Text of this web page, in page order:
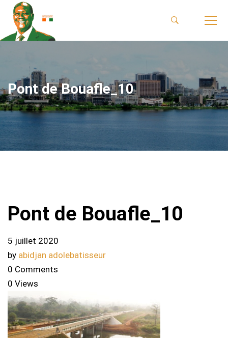
Pont de Bouafle_10
Pont de Bouafle_10
5 juillet 2020
by abidjan adolebatisseur
0 Comments
0 Views